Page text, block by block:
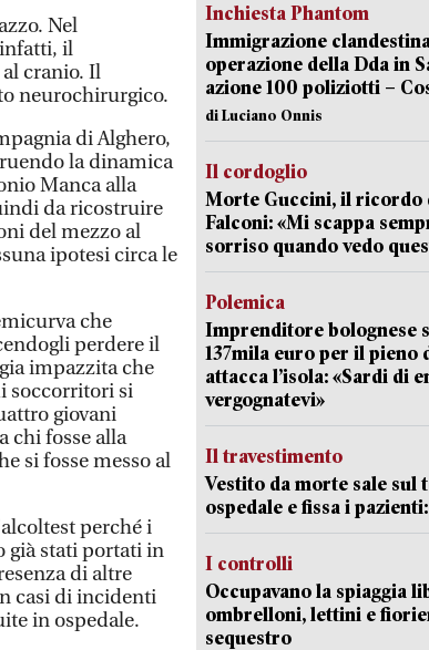
Nel
il
cranio. Il
neurochirurgico.
di Alghero,
la dinamica
Manca alla
da ricostruire
del mezzo al
ipotesi circa le
che
perdere il
impazzita che
soccorritori si
giovani
chi fosse alla
si fosse messo al
perché i
già stati portati in
di altre
casi di incidenti
in ospedale.
Inchiesta Phantom
Immigrazione
operazione della Dda in
azione 100 poliziotti –
di Luciano Onnis
Il cordoglio
Morte Guccini, il ricordo
Falconi: «Mi scappa
sorriso quando vedo
Polemica
Imprenditore bolognese
137mila euro per il pieno
attacca l’isola: «Sardi di
vergognatevi»
Il travestimento
Vestito da morte sale sul
ospedale e fissa i
I controlli
Occupavano la spiaggia
ombrelloni, lettini e
sequestro